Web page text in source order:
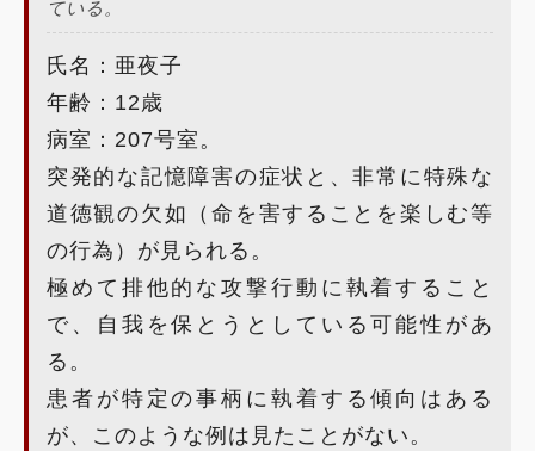
ている。
氏名：亜夜子
年齢：12歳
病室：207号室。
突発的な記憶障害の症状と、非常に特殊な
道徳観の欠如（命を害することを楽しむ等
の行為）が見られる。
極めて排他的な攻撃行動に執着すること
で、自我を保とうとしている可能性があ
る。
患者が特定の事柄に執着する傾向はある
が、このような例は見たことがない。